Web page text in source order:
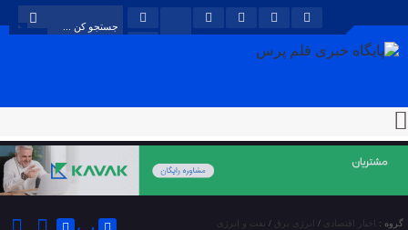
گروه : اخبار اقتصادی / انرژی برق / نفت و انرژی